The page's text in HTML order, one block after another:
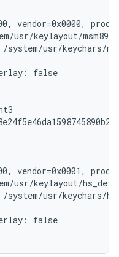
vendor=0x0000,
usr/keylayout/
system/usr/keychars/
false
vendor=0x0001,
usr/keylayout/
system/usr/keychars/
false